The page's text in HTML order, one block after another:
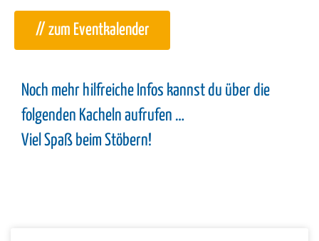
// zum Eventkalender
Noch mehr hilfreiche Infos kannst du über die
folgenden Kacheln aufrufen …
Viel Spaß beim Stöbern!